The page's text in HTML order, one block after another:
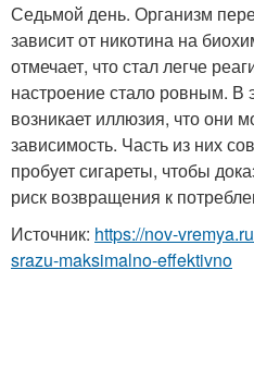
Седьмой день. Организм
зависит от никотина на
отмечает, что стал легче
настроение стало ровным. В
возникает иллюзия, что они
зависимость. Часть из них
пробует сигареты, чтобы
риск возвращения к
Источник: https://nov-
srazu-maksimalno-effektivno